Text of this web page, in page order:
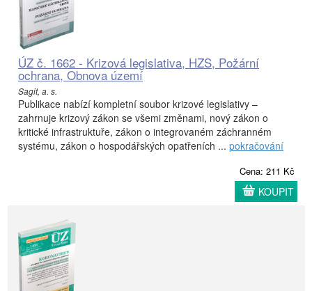
ÚZ č. 1662 - Krizová legislativa, HZS, Požární
ochrana, Obnova území
Sagit, a. s.
Publikace nabízí kompletní soubor krizové legislativy –
zahrnuje krizový zákon se všemi změnami, nový zákon o
kritické infrastruktuře, zákon o integrovaném záchranném
systému, zákon o hospodářských opatřeních ... pokračování
Cena: 211 Kč
KOUPIT